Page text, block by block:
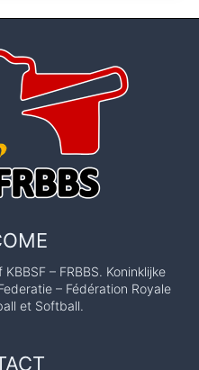
– FRBBS. Koninklijke
– Fédération Royale
et Softball.